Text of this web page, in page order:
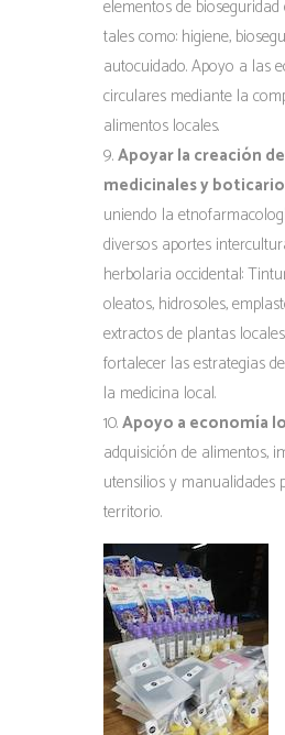
elementos de
tales como: higiene,
autocuidado. Apoyo a las
circulares mediante la
alimentos locales.
Apoyar la creación
medicinales y
uniendo la
diversos aportes
herbolaria occidental:
oleatos, hidrosoles,
extractos de plantas
fortalecer las estrategias
la medicina local.
Apoyo a economía
adquisición de alimentos,
utensilios y manualidades
territorio.